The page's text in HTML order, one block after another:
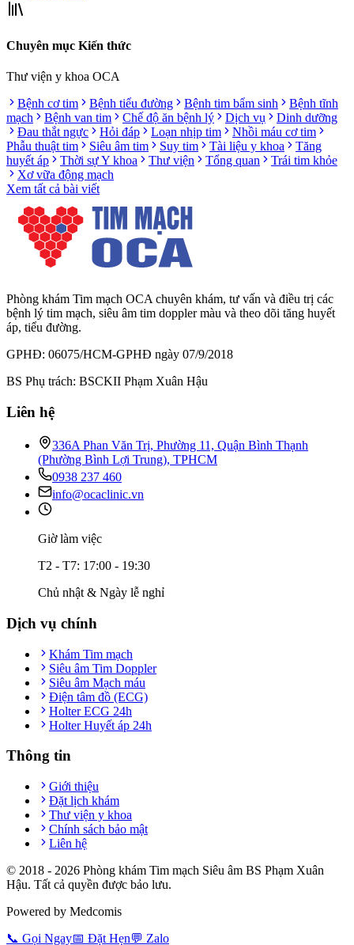
Chuyên mục Kiến thức
Thư viện y khoa OCA
Bệnh cơ tim
Bệnh tiểu đường Bệnh tim bẩm sinh
Bệnh tĩnh
mạch
Bệnh van tim Chế độ ăn bệnh lý Dịch vụ
Dinh dưỡng
Đau thắt ngực
Hỏi đáp Loạn nhịp tim
Nhồi máu cơ tim
Phẫu thuật tim
Siêu âm tim Suy tim Tài liệu y khoa
Tăng
huyết áp
Thời sự Y khoa Thư viện Tổng quan
Trái tim khỏe
Xơ vữa động mạch
Xem tất cả bài viết
Phòng khám Tim mạch OCA chuyên khám, tư vấn và điều trị các
bệnh lý tim mạch, siêu âm tim doppler màu và theo dõi tăng huyết
áp, tiểu đường.
GPHĐ: 06075/HCM-GPHĐ ngày 07/9/2018
BS Phụ trách: BSCKII Phạm Xuân Hậu
Liên hệ
336A Phan Văn Trị, Phường 11, Quận Bình Thạnh
(Phường Bình Lợi Trung), TPHCM
0938 237 460
info@ocaclinic.vn
Giờ làm việc
T2 - T7: 17:00 - 19:30
Chủ nhật & Ngày lễ nghỉ
Dịch vụ chính
Khám Tim mạch
Siêu âm Tim Doppler
Siêu âm Mạch máu
Điện tâm đồ (ECG)
Holter ECG 24h
Holter Huyết áp 24h
Thông tin
Giới thiệu
Đặt lịch khám
Thư viện y khoa
Chính sách bảo mật
Liên hệ
© 2018 - 2026 Phòng khám Tim mạch Siêu âm BS Phạm Xuân
Hậu. Tất cả quyền được bảo lưu.
Powered by Medcomis
📞 Gọi Ngay📅 Đặt Hẹn💬 Zalo